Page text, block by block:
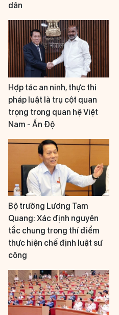
dân
Hợp tác an ninh, thực thi
pháp luật là trụ cột quan
trọng trong quan hệ Việt
Nam - Ấn Độ
Bộ trưởng Lương Tam
Quang: Xác định nguyên
tắc chung trong thí điểm
thực hiện chế định luật sư
công